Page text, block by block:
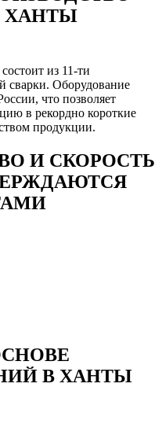
ХАНТЫ
из 11-ти
сварки. Оборудование
что позволяет
в рекордно короткие
продукции.
И СКОРОСТЬ
В ХАНТЫ